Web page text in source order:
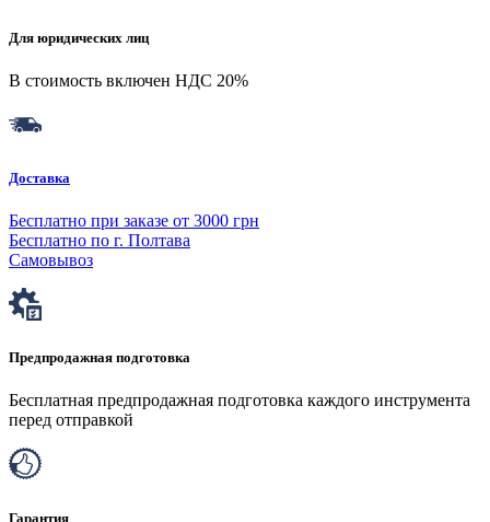
Для юридических лиц
В стоимость включен НДС 20%
Доставка
Бесплатно при заказе от 3000 грн
Бесплатно по г. Полтава
Самовывоз
Предпродажная подготовка
Бесплатная предпродажная подготовка каждого инструмента
перед отправкой
Гарантия